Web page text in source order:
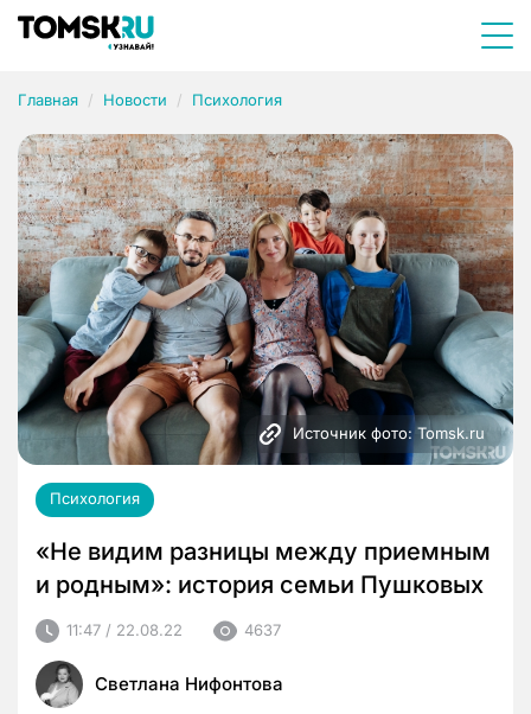
Главная Новости Психология
Источник фото: Tomsk.ru
Психология
«Не видим разницы между приемным
и родным»: история семьи Пушковых
11:47 / 22.08.22 4637
Светлана Нифонтова